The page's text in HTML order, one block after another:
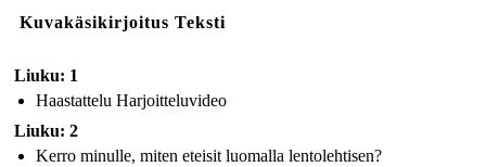
Kuvakäsikirjoitus Teksti
Liuku: 1
Haastattelu Harjoitteluvideo
Liuku: 2
Kerro minulle, miten eteisit luomalla lentolehtisen?